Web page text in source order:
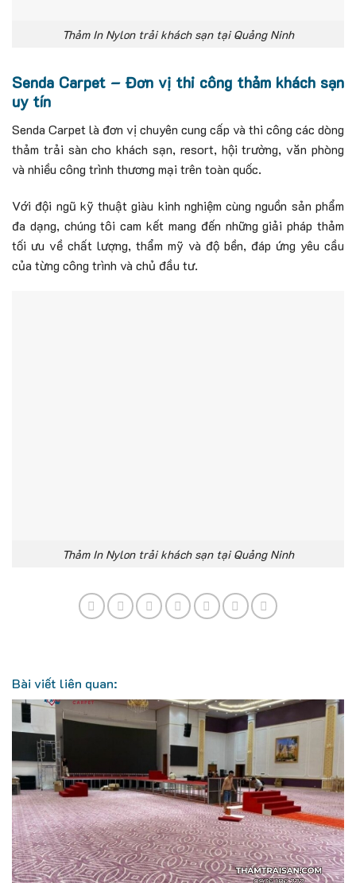
Thảm In Nylon trải khách sạn tại Quảng Ninh
Senda Carpet – Đơn vị thi công thảm khách sạn
uy tín
Senda Carpet là đơn vị chuyên cung cấp và thi công các dòng
thảm trải sàn cho khách sạn, resort, hội trường, văn phòng
và nhiều công trình thương mại trên toàn quốc.
Với đội ngũ kỹ thuật giàu kinh nghiệm cùng nguồn sản phẩm
đa dạng, chúng tôi cam kết mang đến những giải pháp thảm
tối ưu về chất lượng, thẩm mỹ và độ bền, đáp ứng yêu cầu
của từng công trình và chủ đầu tư.
Thảm In Nylon trải khách sạn tại Quảng Ninh
Bài viết liên quan: